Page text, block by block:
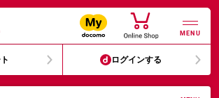
MENU
ログインする